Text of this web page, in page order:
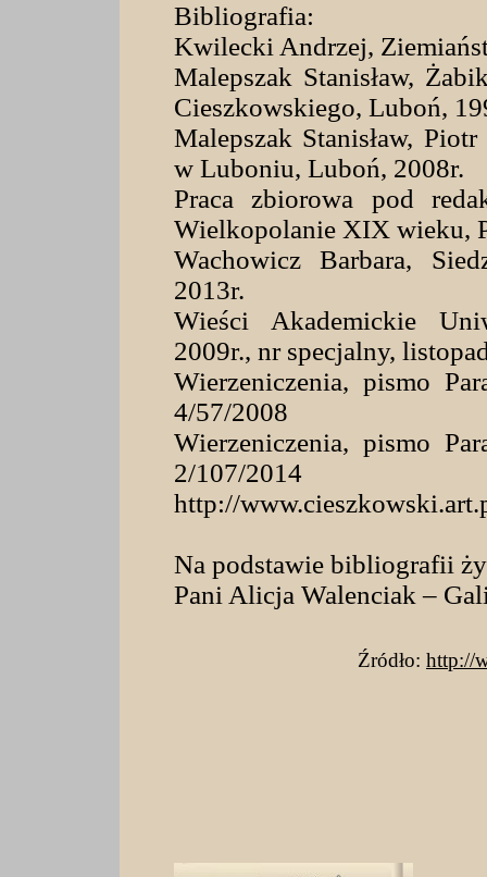
Bibliografia:
Kwilecki Andrzej,
Malepszak Stanisław,
Cieszkowskiego, Luboń,
Malepszak Stanisław,
w Luboniu, Luboń, 2008r.
Praca zbiorowa pod
Wielkopolanie XIX wieku,
Wachowicz Barbara,
2013r.
Wieści Akademickie
2009r., nr specjalny,
Wierzeniczenia, pismo
4/57/2008
Wierzeniczenia, pismo
2/107/2014
http://
Na podstawie bibliografii
Pani Alicja Walenciak –
Źródło: http://